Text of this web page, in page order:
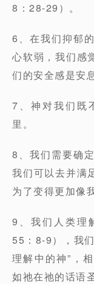
8：28-29）。
6、在我们抑郁
心软弱，我们感
们的安全感是安
7、神对我们既
里。
8、我们需要确
我们可以去并满
为了变得更加像
9、我们人类理
55：8-9），我
理解中的神”，
如祂在祂的话语